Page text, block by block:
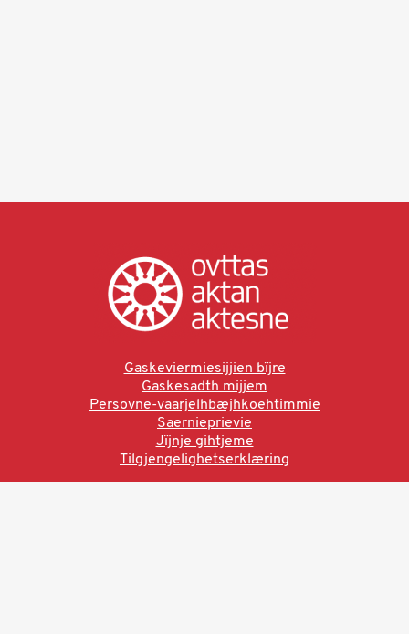
Gaskeviermiesijjien bïjre
Gaskesadth mijjem
Persovne-vaarjelhbæjhkoehtimmie
Saernieprievie
Jïjnje gihtjeme
Tilgjengelighetserklæring